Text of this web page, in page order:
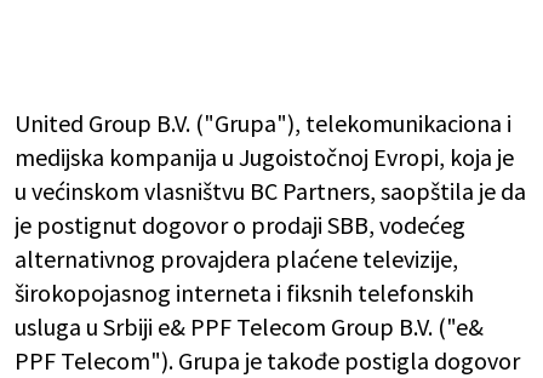
United Group B.V. ("Grupa"), telekomunikaciona i
medijska kompanija u Jugoistočnoj Evropi, koja je
u većinskom vlasništvu BC Partners, saopštila je da
je postignut dogovor o prodaji SBB, vodećeg
alternativnog provajdera plaćene televizije,
širokopojasnog interneta i fiksnih telefonskih
usluga u Srbiji e& PPF Telecom Group B.V. ("e&
PPF Telecom"). Grupa je takođe postigla dogovor